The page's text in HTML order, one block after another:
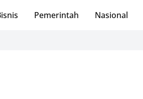
Pemerintah Nasional